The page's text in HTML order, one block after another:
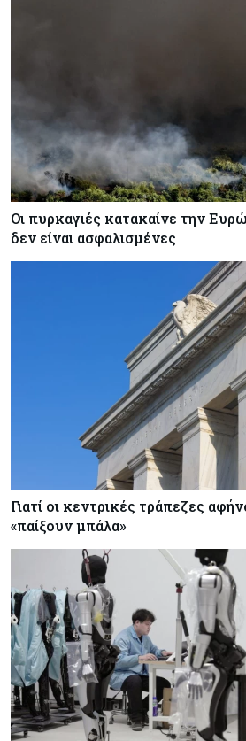
Οι πυρκαγιές κατακαίνε την
δεν είναι ασφαλισμένες
Γιατί οι κεντρικές τράπεζες
«παίξουν μπάλα»